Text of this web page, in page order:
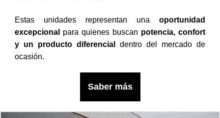
Estas unidades representan una oportunidad
excepcional
para quienes buscan potencia, confort
y un producto diferencial
dentro del mercado de
ocasión.
Saber más